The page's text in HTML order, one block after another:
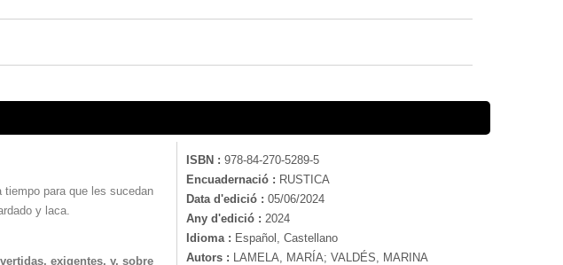
ISBN : 978-84-270-5289-5
Encuadernació : RUSTICA
Data d'edició : 05/06/2024
Any d'edició : 2024
Idioma : Español, Castellano
Autors : LAMELA, MARÍA; VALDÉS, MARINA
para que les sucedan
y laca.
exigentes, y, sobre